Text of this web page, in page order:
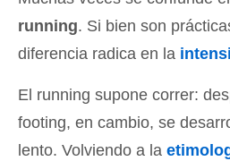
running. Si bien son
diferencia radica en la
El running supone correr:
footing, en cambio, se
lento. Volviendo a la